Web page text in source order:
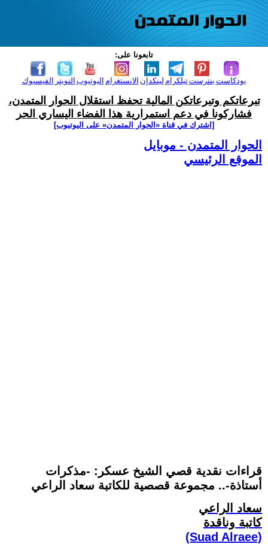
تابعونا على:
الفيسبوك التويتر اليوتيوب الانستغرام لينكدإن تيلكرامبنترست بودكاست
تبرعاتكم وتبرعاتكن المالية تحفظ استقلال الحوار المتمدن،
فشاركونا في دعم استمرارية هذا الفضاء اليساري الحر
[اشترك في قناة ‫«الحوار المتمدن» على اليوتيوب]
الحوار المتمدن - موبايل
الموقع الرئيسي
قراءات نقدية قصي الشيخ عسكر: -مذكرات
أستاذة-.. مجموعة قصصية للكاتبة سعاد الراعي
سعاد الراعي
كاتبة وناقدة
(Suad Alraee)